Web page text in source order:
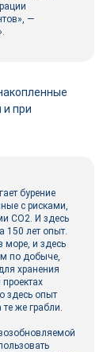
—
и при
бурение
с рисками,
СО2. И здесь
150 лет опыт.
море, и здесь
по добыче,
хранения
здесь опыт
те же грабли.